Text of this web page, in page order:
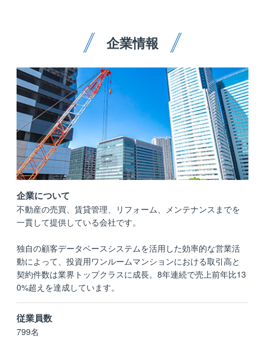
企業情報
従業員数
799名
企業について
不動産の売買、賃貸管理、リフォーム、メンテナンスまでを
一貫して提供している会社です。
独自の顧客データベースシステムを活用した効率的な営業活
動によって、投資用ワンルームマンションにおける取引高と
契約件数は業界トップクラスに成長。8年連続で売上前年比13
0%超えを達成しています。